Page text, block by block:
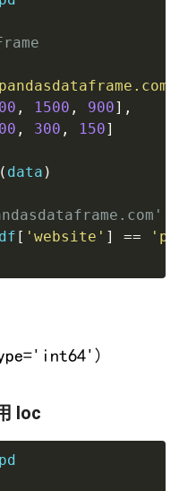
, 1500 , 900] ,
, 300 , 150]
( data )
df [ 'website' ] ==
loc